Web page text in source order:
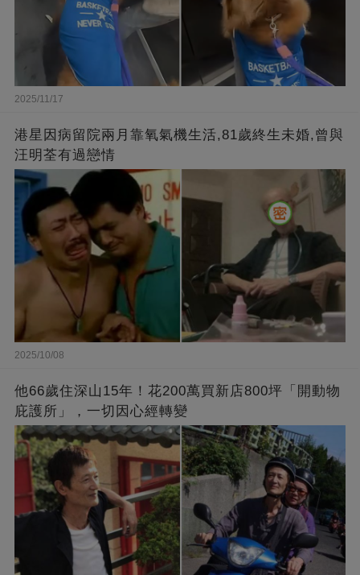
2025/11/17
港星因病留院兩月靠氧氣機生活,81歲終生未婚,曾與
汪明荃有過戀情
2025/10/08
他66歲住深山15年！花200萬買新店800坪「開動物
庇護所」，一切因心經轉變